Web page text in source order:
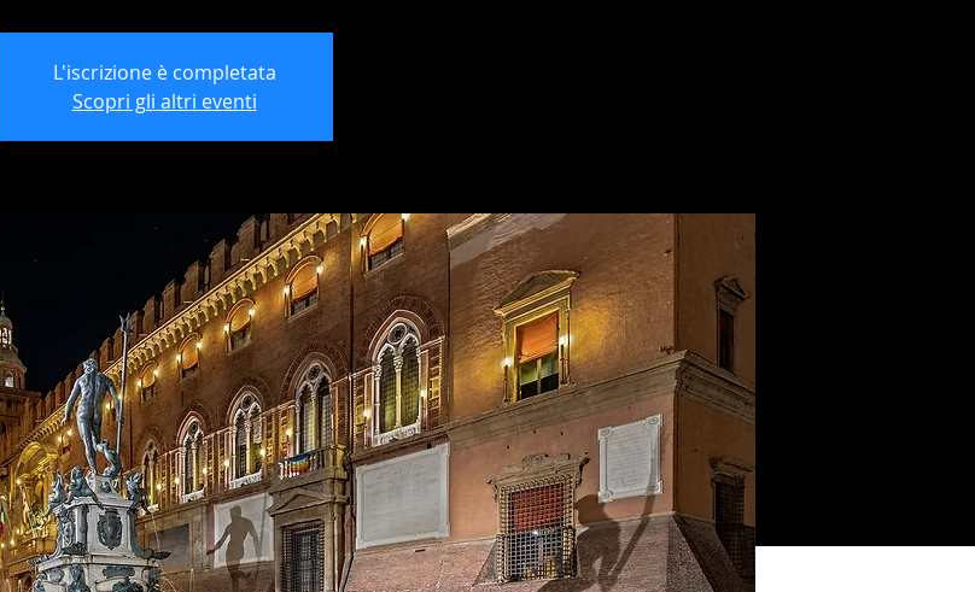
L'iscrizione è completata
Scopri gli altri eventi